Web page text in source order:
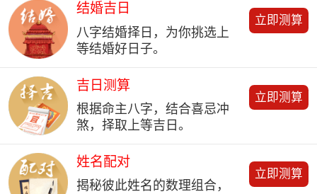
结婚吉日
八字结婚择日，为你挑选上
等结婚好日子。
立即测算
吉日测算
根据命主八字，结合喜忌冲
煞，择取上等吉日。
立即测算
姓名配对
揭秘彼此姓名的数理组合，
立即测算